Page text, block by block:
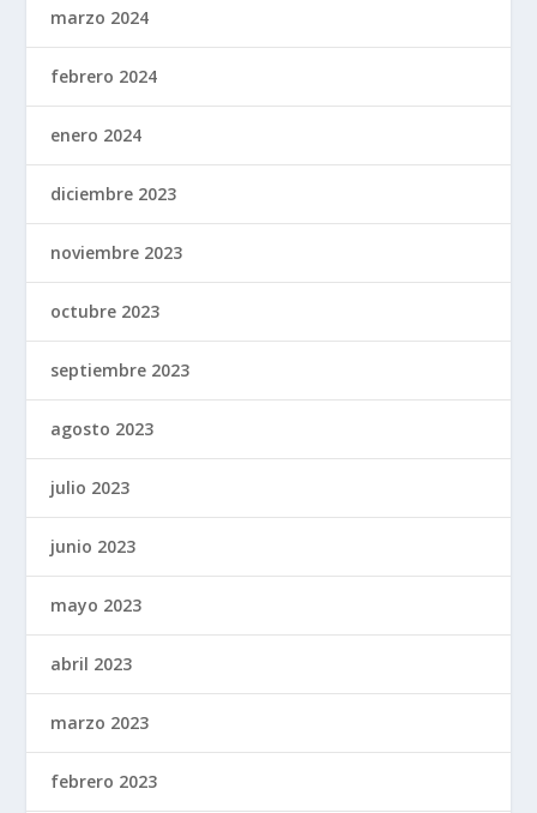
marzo 2024
febrero 2024
enero 2024
diciembre 2023
noviembre 2023
octubre 2023
septiembre 2023
agosto 2023
julio 2023
junio 2023
mayo 2023
abril 2023
marzo 2023
febrero 2023